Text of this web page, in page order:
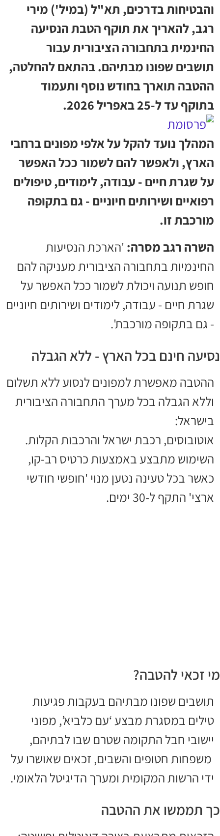
והבטיחות בדרכים, תא"ל (במיל') מירי
רגב, להאריך את תוקף הטבת הנסיעה
החינמית בתחבורה הציבורית עבור
תושבים שפונו מבתיהם. בהתאם להחלטה,
ההטבה תוארך בחודש נוסף ותעמוד
בתוקף עד ל-25 באפריל 2026.
המהלך נועד להקל על אלפי מפונים ברחבי
הארץ, ולאפשר להם לשמור ככל האפשר
על שגרת חיים - עבודה, לימודים, טיפולים
רפואיים ושירותים חיוניים - גם בתקופה
מורכבת זו.
השרה רגב מסרה: 'הארכת הנסיעות
החינמיות בתחבורה הציבורית מעניקה להם
חופש תנועה ויכולת לשמור ככל האפשר על
שגרת חיים - עבודה, לימודים ושירותים חיוניים
- גם בתקופה מורכבת'.
נסיעה חינם בכל הארץ - ללא הגבלה
ההטבה מאפשרת למפונים לנסוע ללא תשלום
וללא הגבלה בכל מערך התחבורה הציבורית
בישראל:
אוטובוסים, רכבת ישראל והרכבות הקלות.
השימוש מתבצע באמצעות כרטיס רב-קו,
כאשר בכל טעינה נטען מנוי 'חופשי חודשי
ארצי' התקף ל-30 ימים.
מי זכאי להטבה?
תושבים שפונו מבתיהם בעקבות פגיעות
טילים במסגרת מבצע ‘עם כלביא’, מפוני
יישובי חבל התקומה שטרם שבו לבתיהם,
משפחות חטופים והשבים, זכאים שאושרו על
ידי הרשות המקומית ומערך הדיגיטל הלאומי.
כך תממשו את ההטבה